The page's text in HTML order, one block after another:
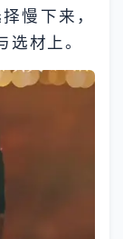
慢下来，
材上。